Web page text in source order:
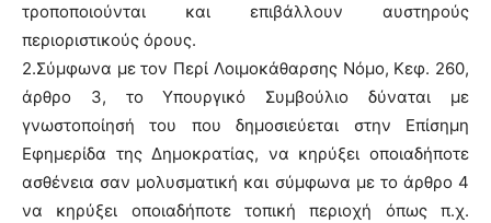
τροποποιούνται και επιβάλλουν αυστηρούς
περιοριστικούς όρους.
2.Σύμφωνα με τον Περί Λοιμοκάθαρσης Νόμο, Κεφ. 260,
άρθρο 3, το Υπουργικό Συμβούλιο δύναται με
γνωστοποίησή του που δημοσιεύεται στην Επίσημη
Εφημερίδα της Δημοκρατίας, να κηρύξει οποιαδήποτε
ασθένεια σαν μολυσματική και σύμφωνα με το άρθρο 4
να κηρύξει οποιαδήποτε τοπική περιοχή όπως π.χ.